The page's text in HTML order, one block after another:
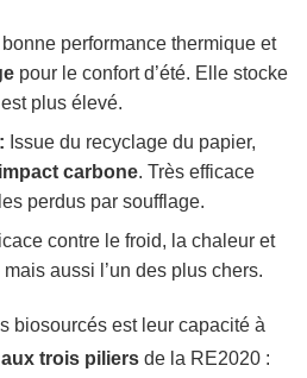
performance thermique et
pour le confort d’été. Elle stocke
plus élevé.
Issue du recyclage du papier,
carbone. Très efficace
perdus par soufflage.
contre le froid, la chaleur et
aussi l’un des plus chers.
biosourcés est leur capacité à
trois piliers de la RE2020 :